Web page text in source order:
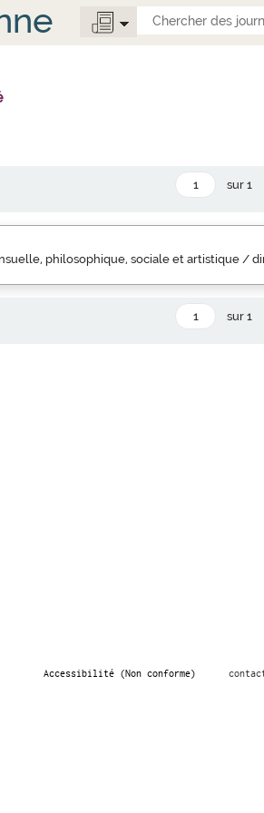
sur 1
philosophique, sociale et artistique /
sur 1
Accessibilité (Non conforme)